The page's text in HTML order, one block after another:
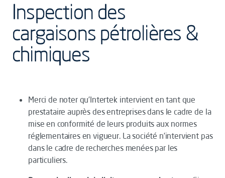
Inspection des
cargaisons pétrolières &
chimiques
Merci de noter qu’Intertek intervient en tant que
prestataire auprès des entreprises dans le cadre de la
mise en conformité de leurs produits aux normes
réglementaires en vigueur. La société n’intervient pas
dans le cadre de recherches menées par les
particuliers.